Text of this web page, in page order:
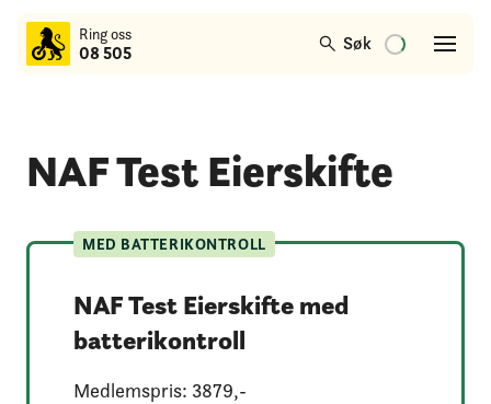
Ring oss
08 505 Søk
hovedinnhold
NAF Test Eierskifte
MED BATTERIKONTROLL
NAF Test Eierskifte med
batterikontroll
Medlemspris: 3879,-